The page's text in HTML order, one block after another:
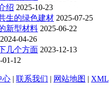
绍 2025-10-23
生的绿色建材 2025-07-25
新型材料 2025-06-22
2024-04-26
几个方面 2023-12-13
01-12
心 | 联系我们 | 网站地图 | XML